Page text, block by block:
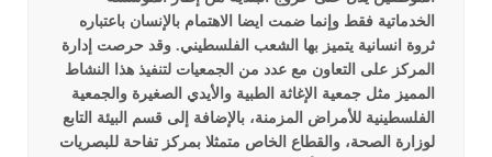
الخدماتية فقط وإنما ضمت ايضا الاهتمام بالإنسان باعتباره
ثروة انسانية يتميز بها الشعب الفلسطيني. وقد حرصت إدارة
المركز على التعاون مع عدد من الجمعيات لتنفيذ هذا النشاط
المميز مثل جمعية الإغاثة الطبية والأيدي الصغيرة والجمعية
الفلسطينية للأمراض المزمنة، بالإضافة إلى قسم البيئة التابع
لوزارة الصحة، والقطاع الخاص متمثلا بمركز تفاحة للبصريات